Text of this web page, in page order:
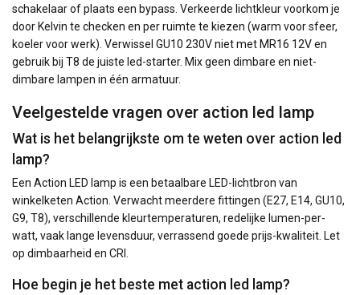
schakelaar of plaats een bypass. Verkeerde lichtkleur voorkom je
door Kelvin te checken en per ruimte te kiezen (warm voor sfeer,
koeler voor werk). Verwissel GU10 230V niet met MR16 12V en
gebruik bij T8 de juiste led-starter. Mix geen dimbare en niet-
dimbare lampen in één armatuur.
Veelgestelde vragen over action led lamp
Wat is het belangrijkste om te weten over action led
lamp?
Een Action LED lamp is een betaalbare LED-lichtbron van
winkelketen Action. Verwacht meerdere fittingen (E27, E14, GU10,
G9, T8), verschillende kleurtemperaturen, redelijke lumen-per-
watt, vaak lange levensduur, verrassend goede prijs-kwaliteit. Let
op dimbaarheid en CRI.
Hoe begin je het beste met action led lamp?